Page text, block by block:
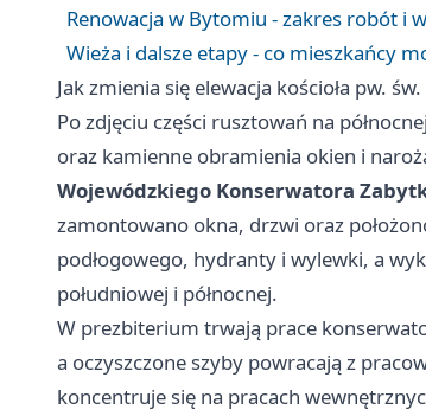
Renowacja w Bytomiu - zakres robót i
Wieża i dalsze etapy - co mieszkańcy
Jak zmienia się elewacja kościoła pw.
Po zdjęciu części rusztowań na
oraz kamienne obramienia okien i
Wojewódzkiego Konserwatora
zamontowano okna, drzwi oraz
podłogowego, hydranty i wylewki, a
południowej i północnej.
W prezbiterium trwają prace
a oczyszczone szyby powracają z
koncentruje się na pracach